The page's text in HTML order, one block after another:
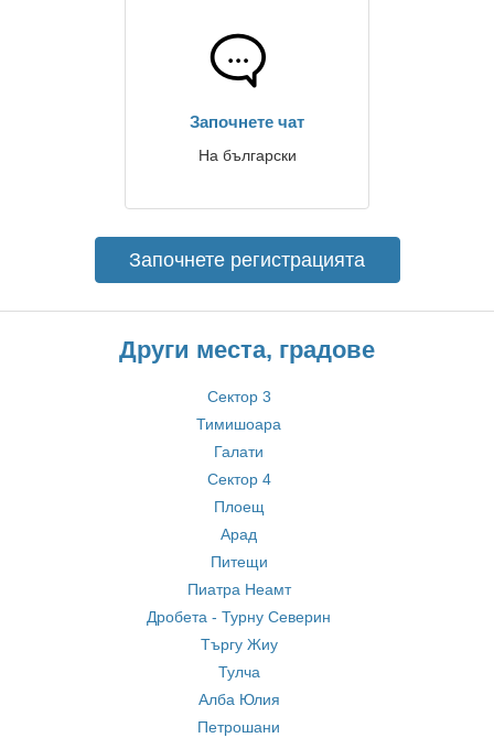
Започнете чат
На български
Започнете регистрацията
Други места, градове
Сектор 3
Тимишоара
Галати
Сектор 4
Плоещ
Арад
Питещи
Пиатра Неамт
Дробета - Турну Северин
Търгу Жиу
Тулча
Алба Юлия
Петрошани